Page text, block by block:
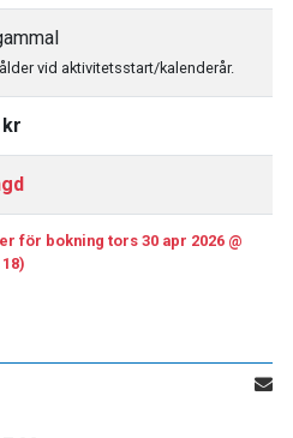
vid aktivitetsstart/kalenderår.
kr
för bokning tors 30 apr 2026 @